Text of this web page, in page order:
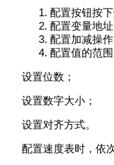
配置按钮按下
配置变量地
配置加减操作
配置值的范围
设置位数；
设置数字大小；
设置对齐方式。
配置速度表时，依